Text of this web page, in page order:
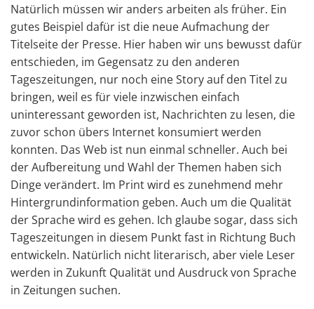
Natürlich müssen wir anders arbeiten als früher. Ein
gutes Beispiel dafür ist die neue Aufmachung der
Titelseite der Presse. Hier haben wir uns bewusst dafür
entschieden, im Gegensatz zu den anderen
Tageszeitungen, nur noch eine Story auf den Titel zu
bringen, weil es für viele inzwischen einfach
uninteressant geworden ist, Nachrichten zu lesen, die
zuvor schon übers Internet konsumiert werden
konnten. Das Web ist nun einmal schneller. Auch bei
der Aufbereitung und Wahl der Themen haben sich
Dinge verändert. Im Print wird es zunehmend mehr
Hintergrundinformation geben. Auch um die Qualität
der Sprache wird es gehen. Ich glaube sogar, dass sich
Tageszeitungen in diesem Punkt fast in Richtung Buch
entwickeln. Natürlich nicht literarisch, aber viele Leser
werden in Zukunft Qualität und Ausdruck von Sprache
in Zeitungen suchen.